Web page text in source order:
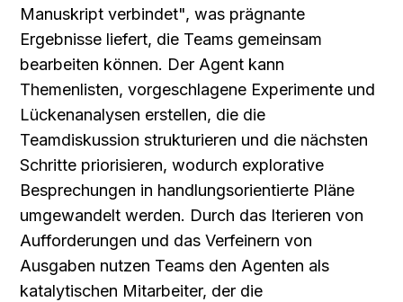
Manuskript verbindet", was prägnante
Ergebnisse liefert, die Teams gemeinsam
bearbeiten können. Der Agent kann
Themenlisten, vorgeschlagene Experimente und
Lückenanalysen erstellen, die die
Teamdiskussion strukturieren und die nächsten
Schritte priorisieren, wodurch explorative
Besprechungen in handlungsorientierte Pläne
umgewandelt werden. Durch das Iterieren von
Aufforderungen und das Verfeinern von
Ausgaben nutzen Teams den Agenten als
katalytischen Mitarbeiter, der die